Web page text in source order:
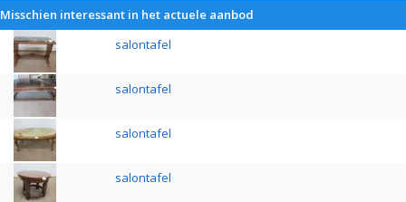
Misschien interessant in het actuele aanbod
salontafel
salontafel
salontafel
salontafel